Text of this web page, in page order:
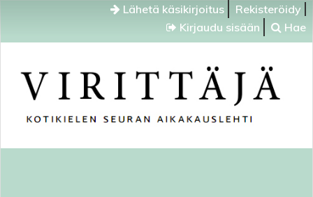
Lähetä käsikirjoitus
Rekisteröidy
Kirjaudu sisään
Hae